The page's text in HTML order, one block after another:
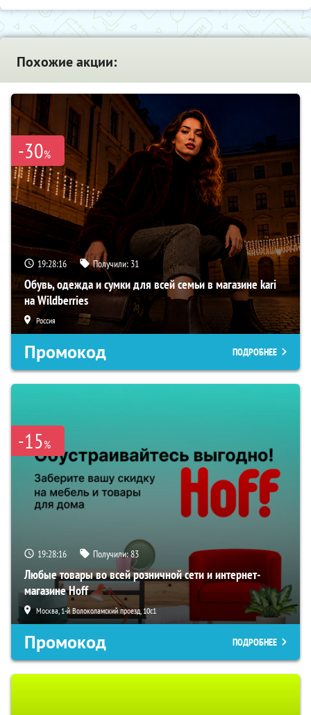
Похожие акции:
-30%
19:28:15 Получили: 31
Обувь, одежда и сумки для всей семьи в магазине kari
на Wildberries
Россия
Промокод ПОДРОБНЕЕ
-15%
19:28:15 Получили:83
Любые товары во всей розничной сети и интернет-
магазине Hoff
Москва, 1-й Волоколамский проезд, 10с1
Промокод ПОДРОБНЕЕ